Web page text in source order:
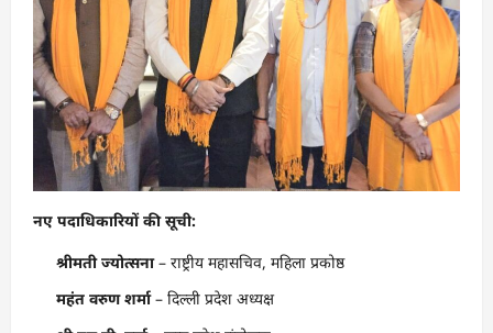
नए पदाधिकारियों की सूची:
श्रीमती ज्योत्सना– राष्ट्रीय महासचिव, महिला प्रकोष्ठ
महंत वरुण शर्मा– दिल्ली प्रदेश अध्यक्ष